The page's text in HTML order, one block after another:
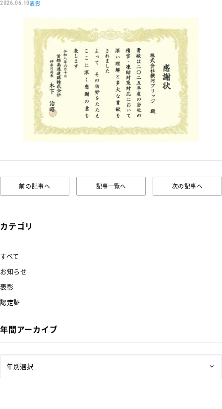
2026.06.10表彰
前の記事へ 記事一覧へ 次の記事へ
カテゴリ
すべて
お知らせ
表彰
認定証
年間アーカイブ